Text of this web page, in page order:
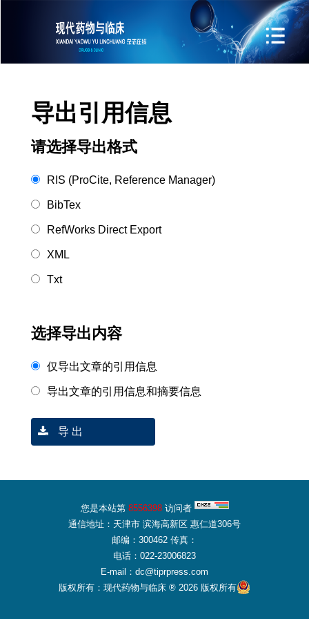
导出引用信息
请选择导出格式
RIS (ProCite, Reference Manager)
BibTex
RefWorks Direct Export
XML
Txt
选择导出内容
仅导出文章的引用信息
导出文章的引用信息和摘要信息
导 出
您是本站第 8556398访问者
通信地址：天津市 滨海高新区 惠仁道306号
邮编：300462 传真：
电话：022-23006823
E-mail：dc@tiprpress.com
版权所有：现代药物与临床 ® 2026 版权所有